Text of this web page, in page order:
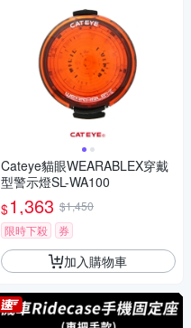
Cateye貓眼WEARABLEX穿戴
型警示燈SL-WA100
$1,363 $1,450
限時下殺
券
加入購物車